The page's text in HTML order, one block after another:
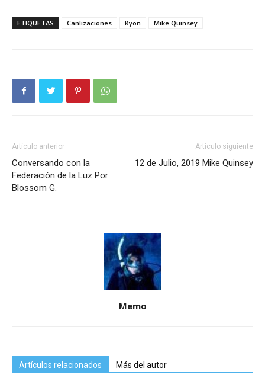
ETIQUETAS Canlizaciones Kyon Mike Quinsey
Artículo anterior
Conversando con la
Federación de la Luz Por
Blossom G.
Artículo siguiente
12 de Julio, 2019 Mike Quinsey
Memo
Artículos relacionados Más del autor